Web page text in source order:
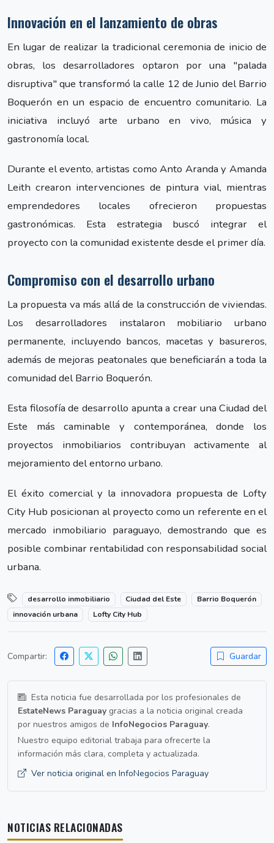
Innovación en el lanzamiento de obras
En lugar de realizar la tradicional ceremonia de inicio de
obras, los desarrolladores optaron por una "palada
disruptiva" que transformó la calle 12 de Junio del Barrio
Boquerón en un espacio de encuentro comunitario. La
iniciativa incluyó arte urbano en vivo, música y
gastronomía local.
Durante el evento, artistas como Anto Aranda y Amanda
Leith crearon intervenciones de pintura vial, mientras
emprendedores locales ofrecieron propuestas
gastronómicas. Esta estrategia buscó integrar el
proyecto con la comunidad existente desde el primer día.
Compromiso con el desarrollo urbano
La propuesta va más allá de la construcción de viviendas.
Los desarrolladores instalaron mobiliario urbano
permanente, incluyendo bancos, macetas y basureros,
además de mejoras peatonales que beneficiarán a toda la
comunidad del Barrio Boquerón.
Esta filosofía de desarrollo apunta a crear una Ciudad del
Este más caminable y contemporánea, donde los
proyectos inmobiliarios contribuyan activamente al
mejoramiento del entorno urbano.
El éxito comercial y la innovadora propuesta de Lofty
City Hub posicionan al proyecto como un referente en el
mercado inmobiliario paraguayo, demostrando que es
posible combinar rentabilidad con responsabilidad social
urbana.
desarrollo inmobiliario Ciudad del Este
Barrio Boquerón
innovación urbana
Lofty City Hub
Compartir: Guardar
Esta noticia fue desarrollada por los profesionales de
EstateNews Paraguay gracias a la noticia original creada
por nuestros amigos de InfoNegocios Paraguay.
Nuestro equipo editorial trabaja para ofrecerte la
información más clara, completa y actualizada.
Ver noticia original en InfoNegocios Paraguay
NOTICIAS RELACIONADAS